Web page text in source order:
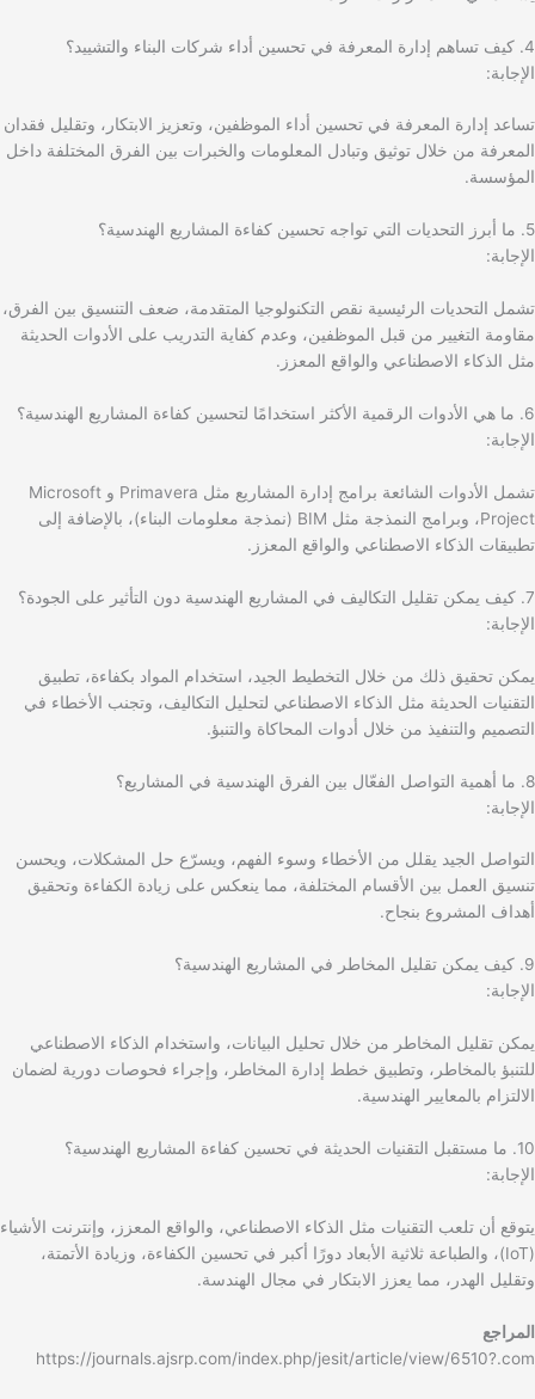
4. كيف تساهم إدارة المعرفة في تحسين أداء شركات البناء والتشييد؟
الإجابة:
تساعد إدارة المعرفة في تحسين أداء الموظفين، وتعزيز الابتكار، وتقليل فقدان
المعرفة من خلال توثيق وتبادل المعلومات والخبرات بين الفرق المختلفة داخل
المؤسسة.
5. ما أبرز التحديات التي تواجه تحسين كفاءة المشاريع الهندسية؟
الإجابة:
تشمل التحديات الرئيسية نقص التكنولوجيا المتقدمة، ضعف التنسيق بين الفرق،
مقاومة التغيير من قبل الموظفين، وعدم كفاية التدريب على الأدوات الحديثة
مثل الذكاء الاصطناعي والواقع المعزز.
6. ما هي الأدوات الرقمية الأكثر استخدامًا لتحسين كفاءة المشاريع الهندسية؟
الإجابة:
تشمل الأدوات الشائعة برامج إدارة المشاريع مثل Primavera و Microsoft
Project، وبرامج النمذجة مثل BIM (نمذجة معلومات البناء)، بالإضافة إلى
تطبيقات الذكاء الاصطناعي والواقع المعزز.
7. كيف يمكن تقليل التكاليف في المشاريع الهندسية دون التأثير على الجودة؟
الإجابة:
يمكن تحقيق ذلك من خلال التخطيط الجيد، استخدام المواد بكفاءة، تطبيق
التقنيات الحديثة مثل الذكاء الاصطناعي لتحليل التكاليف، وتجنب الأخطاء في
التصميم والتنفيذ من خلال أدوات المحاكاة والتنبؤ.
8. ما أهمية التواصل الفعّال بين الفرق الهندسية في المشاريع؟
الإجابة:
التواصل الجيد يقلل من الأخطاء وسوء الفهم، ويسرّع حل المشكلات، ويحسن
تنسيق العمل بين الأقسام المختلفة، مما ينعكس على زيادة الكفاءة وتحقيق
أهداف المشروع بنجاح.
9. كيف يمكن تقليل المخاطر في المشاريع الهندسية؟
الإجابة:
يمكن تقليل المخاطر من خلال تحليل البيانات، واستخدام الذكاء الاصطناعي
للتنبؤ بالمخاطر، وتطبيق خطط إدارة المخاطر، وإجراء فحوصات دورية لضمان
الالتزام بالمعايير الهندسية.
10. ما مستقبل التقنيات الحديثة في تحسين كفاءة المشاريع الهندسية؟
الإجابة:
يتوقع أن تلعب التقنيات مثل الذكاء الاصطناعي، والواقع المعزز، وإنترنت الأشياء
(IoT)، والطباعة ثلاثية الأبعاد دورًا أكبر في تحسين الكفاءة، وزيادة الأتمتة،
وتقليل الهدر، مما يعزز الابتكار في مجال الهندسة.
المراجع
https://journals.ajsrp.com/index.php/jesit/article/view/6510?.com